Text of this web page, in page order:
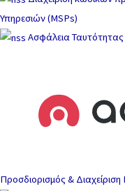
Υπηρεσιών (MSPs)
Ασφάλεια Ταυτότητας
Προσδιορισμός &